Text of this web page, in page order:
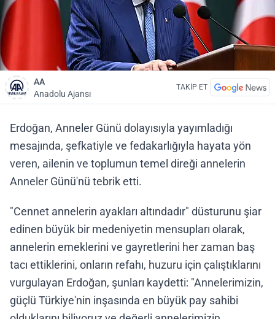
AA
Anadolu Ajansı
TAKİP ET
Erdoğan, Anneler Günü dolayısıyla yayımladığı
mesajında, şefkatiyle ve fedakarlığıyla hayata yön
veren, ailenin ve toplumun temel direği annelerin
Anneler Günü'nü tebrik etti.
"Cennet annelerin ayakları altındadır" düsturunu şiar
edinen büyük bir medeniyetin mensupları olarak,
annelerin emeklerini ve gayretlerini her zaman baş
tacı ettiklerini, onların refahı, huzuru için çalıştıklarını
vurgulayan Erdoğan, şunları kaydetti: "Annelerimizin,
güçlü Türkiye'nin inşasında en büyük pay sahibi